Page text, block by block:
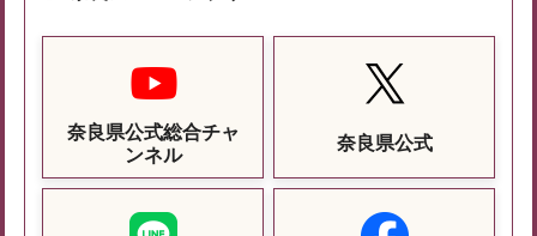
奈良県公式総合チャ
ンネル
奈良県公式